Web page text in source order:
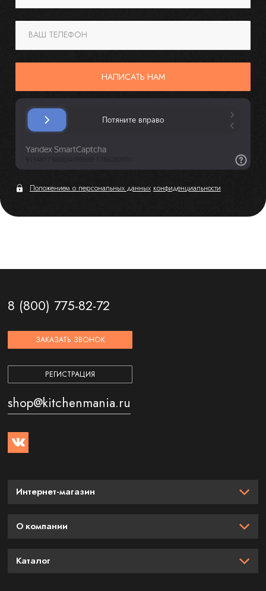
ВАШ ТЕЛЕФОН
НАПИСАТЬ НАМ
Положением о персональных данных конфиденциальности
8 (800) 775-82-72
ЗАКАЗАТЬ ЗВОНОК
РЕГИСТРАЦИЯ
shop@kitchenmania.ru
Интернет-магазин
О компании
Каталог